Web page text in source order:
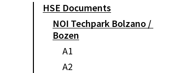
HSE Documents
NOI Techpark Bolzano /
Bozen
A1
A2